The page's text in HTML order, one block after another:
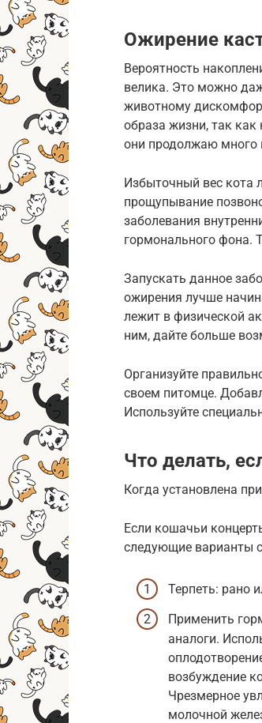
Ожирение
Вероятность
велика. Это можно
животному
образа жизни, так
они продолжаю много
Избыточный вес кота
прощупывание
заболевания
гормонального фона.
Запускать данное
ожирения лучше
лежит в физической
ним, дайте больше
Организуйте
своем питомце.
Используйте
Что делать,
Когда установлена
Если кошачьи
следующие варианты
Терпеть: рано
Применить
аналоги.
возбуждение
Чрезмерное
молочной